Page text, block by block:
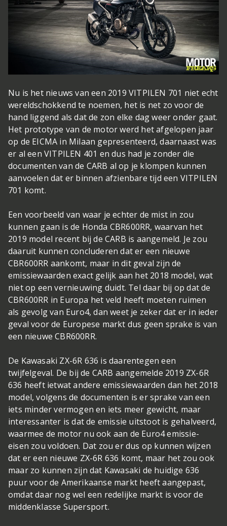
Nu is het nieuws van een 2019 VITPILEN 701 niet echt
wereldschokkend te noemen, het is net zo voor de
hand liggend als dat de zon elke dag weer onder gaat.
Het prototype van de motor werd het afgelopen jaar
op de EICMA in Milaan gepresenteerd, daarnaast was
er al een VITPILEN 401 en dus had je zonder die
documenten van de CARB al op je klompen kunnen
aanvoelen dat er binnen afzienbare tijd een VITPILEN
701 komt.
Een voorbeeld van waar je echter de mist in zou
kunnen gaan is de Honda CBR600RR, waarvan het
2019 model recent bij de CARB is aangemeld. Je zou
daaruit kunnen concluderen dat er een nieuwe
CBR600RR aankomt, maar in dit geval zijn de
emissiewaarden exact gelijk aan het 2018 model, wat
niet op een vernieuwing duidt. Tel daar bij op dat de
CBR600RR in Europa het veld heeft moeten ruimen
als gevolg van Euro4, dan weet je zeker dat er in ieder
geval voor de Europese markt dus geen sprake is van
een nieuwe CBR600RR.
De Kawasaki ZX-6R 636 is daarentegen een
twijfelgeval. De bij de CARB aangemelde 2019 ZX-6R
636 heeft ietwat andere emissiewaarden dan het 2018
model, volgens de documenten is er sprake van een
iets minder vermogen en iets meer gewicht, maar
interessanter is dat de emissie uitstoot is gehalveerd,
waarmee de motor nu ook aan de Euro4 emissie-
eisen zou voldoen. Dat zou er dus op kunnen wijzen
dat er een nieuwe ZX-6R 636 komt, maar het zou ook
maar zo kunnen zijn dat Kawasaki de huidige 636
puur voor de Amerikaanse markt heeft aangepast,
omdat daar nog wel een redelijke markt is voor de
middenklasse Supersport.